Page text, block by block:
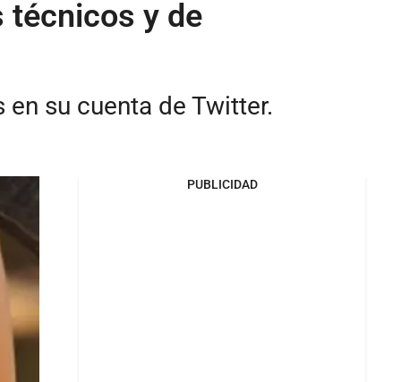
técnicos y de
su cuenta de Twitter.
PUBLICIDAD